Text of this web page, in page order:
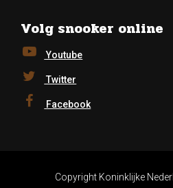
Volg snooker online
Youtube
Twitter
Facebook
Copyright Koninklijke